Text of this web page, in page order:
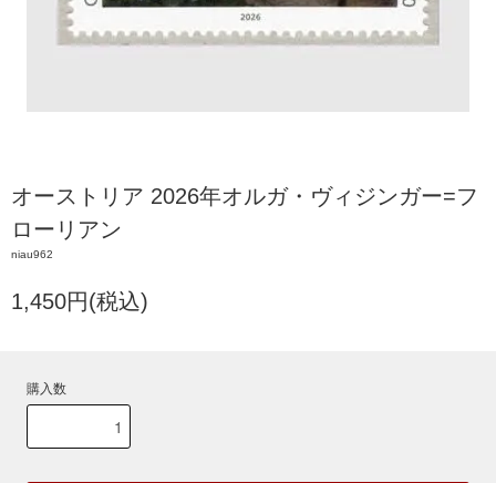
オーストリア 2026年オルガ・ヴィジンガー=フ
ローリアン
niau962
1,450円(税込)
購入数